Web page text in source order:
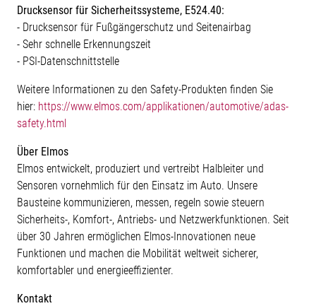
Drucksensor für Sicherheitssysteme, E524.40:
- Drucksensor für Fußgängerschutz und Seitenairbag
- Sehr schnelle Erkennungszeit
- PSI-Datenschnittstelle
Weitere Informationen zu den Safety-Produkten finden Sie
hier: https://www.elmos.com/applikationen/automotive/adas-
safety.html
Über Elmos
Elmos entwickelt, produziert und vertreibt Halbleiter und
Sensoren vornehmlich für den Einsatz im Auto. Unsere
Bausteine kommunizieren, messen, regeln sowie steuern
Sicherheits-, Komfort-, Antriebs- und Netzwerkfunktionen. Seit
über 30 Jahren ermöglichen Elmos-Innovationen neue
Funktionen und machen die Mobilität weltweit sicherer,
komfortabler und energieeffizienter.
Kontakt